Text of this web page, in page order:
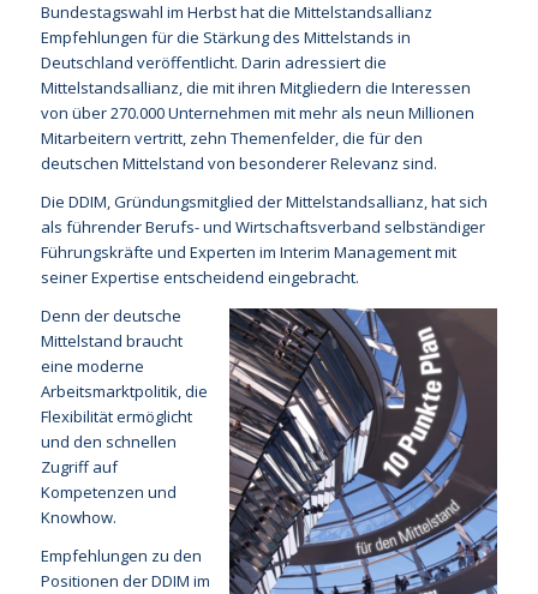
Bundestagswahl im Herbst hat die Mittelstandsallianz
Empfehlungen für die Stärkung des Mittelstands in
Deutschland veröffentlicht. Darin adressiert die
Mittelstandsallianz, die mit ihren Mitgliedern die Interessen
von über 270.000 Unternehmen mit mehr als neun Millionen
Mitarbeitern vertritt, zehn Themenfelder, die für den
deutschen Mittelstand von besonderer Relevanz sind.
Die DDIM, Gründungsmitglied der Mittelstandsallianz, hat sich
als führender Berufs- und Wirtschaftsverband selbständiger
Führungskräfte und Experten im Interim Management mit
seiner Expertise entscheidend eingebracht.
Denn der deutsche
Mittelstand braucht
eine moderne
Arbeitsmarktpolitik, die
Flexibilität ermöglicht
und den schnellen
Zugriff auf
Kompetenzen und
Knowhow.
Empfehlungen zu den
Positionen der DDIM im